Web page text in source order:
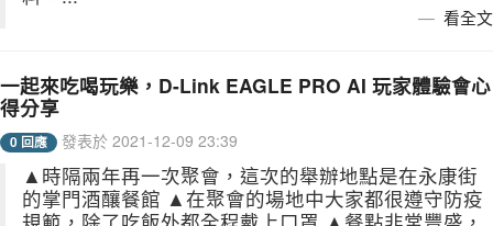
看全文
一起來吃喝玩樂，D-Link EAGLE PRO AI 玩家體驗會心
得分享
0 回應 發表於 2021-12-09 23:39
▲時隔兩年再一次聚會，這次的舉辦地點是在永康街
的掌門酒釀餐館 ▲在聚會的場地中大家都很遵守防疫